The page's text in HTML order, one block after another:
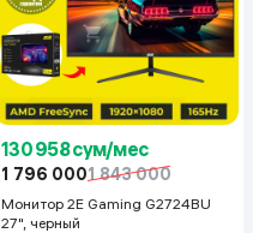
130 958 сум/мес
1 796 0001 843 000
Монитор 2E Gaming G2724BU
27", черный